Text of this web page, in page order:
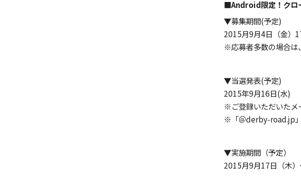
■Android限定！クロ
▼募集期間(予定)
2015月9月4日（金
※応募者多数の場合は
▼当選発表(予定)
2015年9月16日(水)
※ご登録いただいたメ
※「＠derby-road.jp」
▼実施期間（予定）
2015月9月17日（木